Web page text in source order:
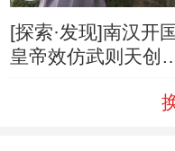
[探索·发现]南汉开
皇帝效仿武则天创造